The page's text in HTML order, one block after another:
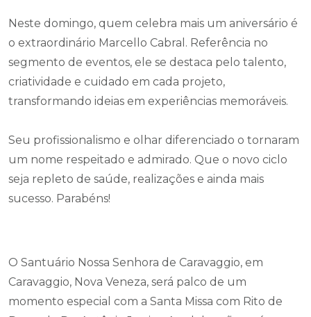
Neste domingo, quem celebra mais um aniversário é
o extraordinário Marcello Cabral. Referência no
segmento de eventos, ele se destaca pelo talento,
criatividade e cuidado em cada projeto,
transformando ideias em experiências memoráveis.
Seu profissionalismo e olhar diferenciado o tornaram
um nome respeitado e admirado. Que o novo ciclo
seja repleto de saúde, realizações e ainda mais
sucesso. Parabéns!
O Santuário Nossa Senhora de Caravaggio, em
Caravaggio, Nova Veneza, será palco de um
momento especial com a Santa Missa com Rito de